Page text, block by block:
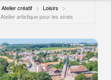
Atelier créatif
Loisirs
Atelier artistique pour les aînés